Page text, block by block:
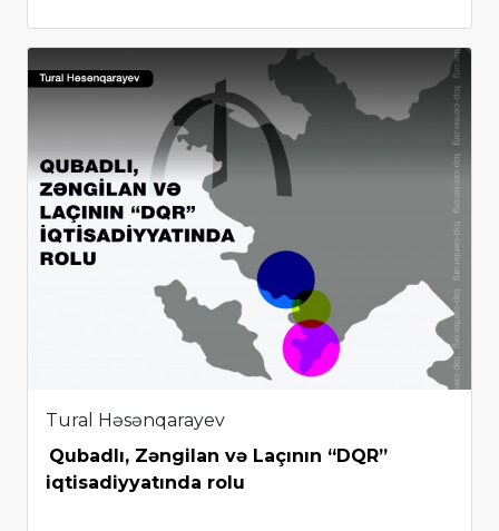
Tural Həsənqarayev
Qubadlı, Zəngilan və Laçının “DQR”
iqtisadiyyatında rolu